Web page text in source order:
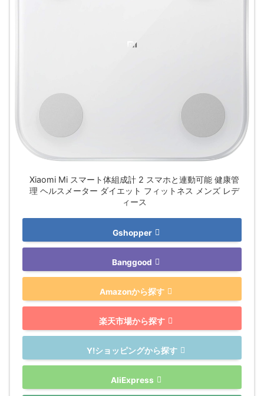
Xiaomi Mi スマート体組成計 2 スマホと連動可能 健康管
理 ヘルスメーター ダイエット フィットネス メンズ レデ
ィース
Gshopper
Banggood
Amazonから探す
楽天市場から探す
Y!ショッピングから探す
AliExpress